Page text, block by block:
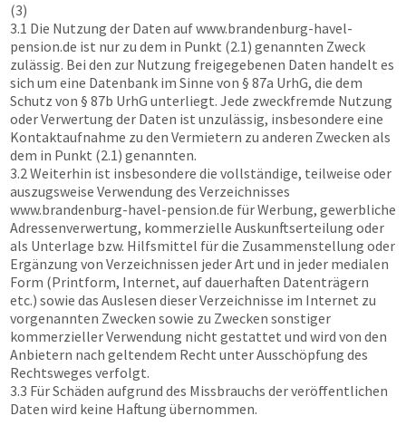
(3)
3.1 Die Nutzung der Daten aufwww.brandenburg-havel-
pension.de ist nur zu dem in Punkt (2.1) genannten Zweck
zulässig. Bei den zur Nutzung freigegebenen Daten handelt es
sich um eine Datenbank im Sinne von § 87a UrhG, die dem
Schutz von § 87b UrhG unterliegt. Jede zweckfremde Nutzung
oder Verwertung der Daten ist unzulässig, insbesondere eine
Kontaktaufnahme zu den Vermietern zu anderen Zwecken als
dem in Punkt (2.1) genannten.
3.2 Weiterhin ist insbesondere die vollständige, teilweise oder
auszugsweise Verwendung des Verzeichnisses
www.brandenburg-havel-pension.de für Werbung, gewerbliche
Adressenverwertung, kommerzielle Auskunftserteilung oder
als Unterlage bzw. Hilfsmittel für die Zusammenstellung oder
Ergänzung von Verzeichnissen jeder Art und in jeder medialen
Form (Printform, Internet, auf dauerhaften Datenträgern
etc.) sowie das Auslesen dieser Verzeichnisse im Internet zu
vorgenannten Zwecken sowie zu Zwecken sonstiger
kommerzieller Verwendung nicht gestattet und wird von den
Anbietern nach geltendem Recht unter Ausschöpfung des
Rechtsweges verfolgt.
3.3 Für Schäden aufgrund des Missbrauchs der veröffentlichen
Daten wird keine Haftung übernommen.